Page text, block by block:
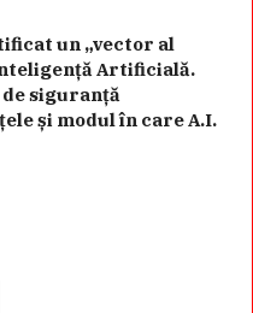
un „vector al
Artificială.
siguranță
și modul în care A.I.